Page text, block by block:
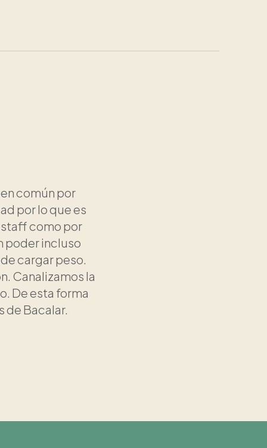
común por
por lo que es
como por
poder incluso
cargar peso.
Canalizamos la
De esta forma
de Bacalar.